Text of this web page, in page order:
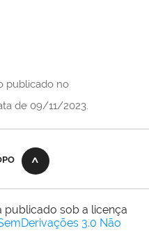
publicado no
de 09/11/2023.
publicado sob a licença
3.0 Não